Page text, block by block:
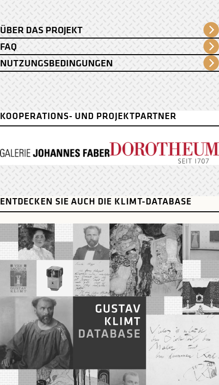
ÜBER DAS PROJEKT
FAQ
NUTZUNGSBEDINGUNGEN
KOOPERATIONS- UND PROJEKTPARTNER
ENTDECKEN SIE AUCH DIE KLIMT-DATABASE